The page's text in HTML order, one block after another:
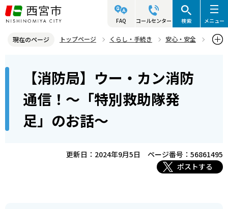
こ
の
ジ
す
FAQ コールセンター 検索 メニュー
現在のページ トップページ くらし・手続き
安心・安全
第11回～第20回
ら
【消防局】ウー・カン消防
通信！～「特別救助隊発
足」のお話～
更新日：2024年9月5日
ページ番号：56861495
ポストする